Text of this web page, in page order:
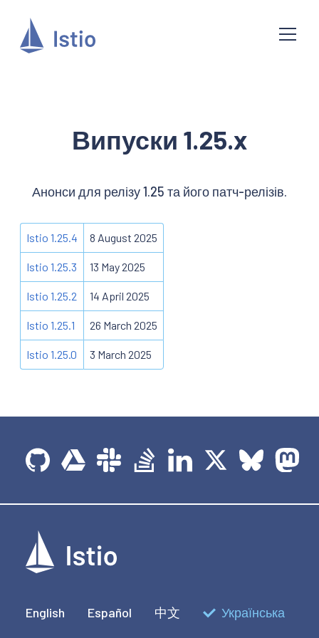
Випуски 1.25.x
Анонси для релізу 1.25 та його патч-релізів.
Istio 1.25.4 8 August 2025
Istio 1.25.3 13 May 2025
Istio 1.25.2 14 April 2025
Istio 1.25.1 26 March 2025
Istio 1.25.0 3 March 2025
English Español 中文 Українська